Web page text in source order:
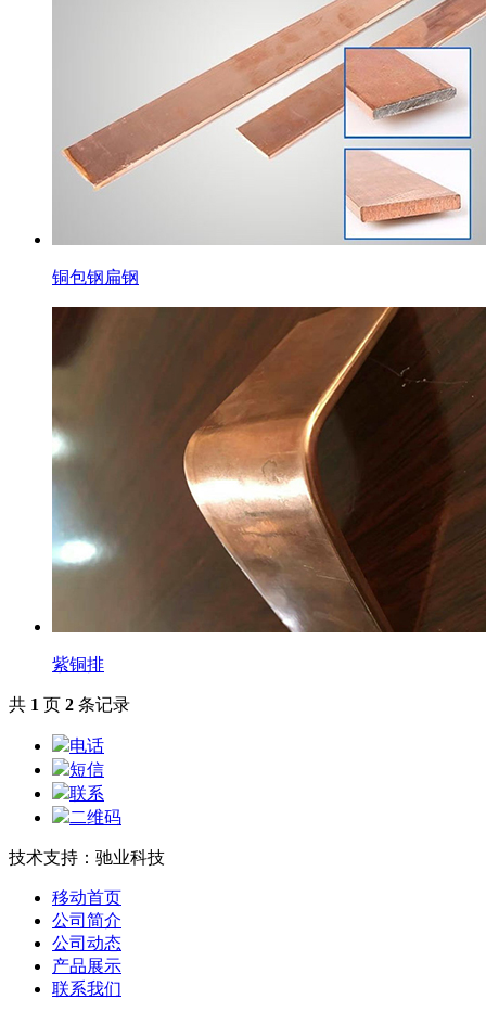
铜包钢扁钢
紫铜排
共 1 页 2 条记录
电话
短信
联系
二维码
技术支持：驰业科技
移动首页
公司简介
公司动态
产品展示
联系我们